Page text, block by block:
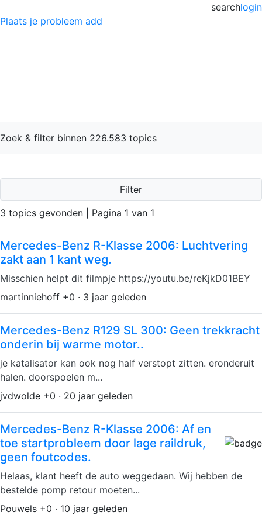
login
search
Plaats je probleem add
Zoek & filter binnen 226.583 topics
Filter
3 topics gevonden | Pagina 1 van 1
Mercedes-Benz R-Klasse 2006: Luchtvering
zakt aan 1 kant weg.
Misschien helpt dit filmpje https://youtu.be/reKjkD01BEY
martinniehoff +0 · 3 jaar geleden
Mercedes-Benz R129 SL 300: Geen trekkracht
onderin bij warme motor..
je katalisator kan ook nog half verstopt zitten. eronderuit
halen. doorspoelen m...
jvdwolde +0 · 20 jaar geleden
Mercedes-Benz R-Klasse 2006: Af en
toe startprobleem door lage raildruk,
geen foutcodes.
Helaas, klant heeft de auto weggedaan. Wij hebben de
bestelde pomp retour moeten...
Pouwels +0 · 10 jaar geleden